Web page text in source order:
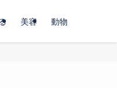
美容 動物